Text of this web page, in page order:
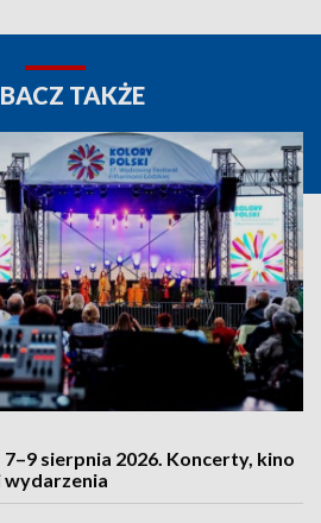
TAKŻE
sierpnia 2026. Koncerty, kino